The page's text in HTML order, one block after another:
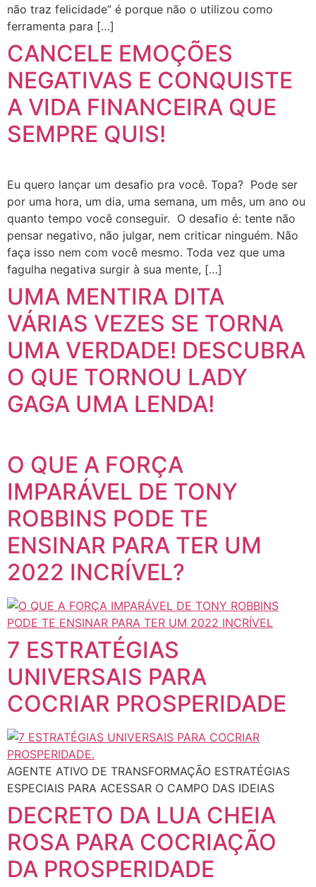
não traz felicidade” é porque não o utilizou como
ferramenta para […]
CANCELE EMOÇÕES
NEGATIVAS E CONQUISTE
A VIDA FINANCEIRA QUE
SEMPRE QUIS!
Eu quero lançar um desafio pra você. Topa? Pode ser
por uma hora, um dia, uma semana, um mês, um ano ou
quanto tempo você conseguir. O desafio é: tente não
pensar negativo, não julgar, nem criticar ninguém. Não
faça isso nem com você mesmo. Toda vez que uma
fagulha negativa surgir à sua mente, […]
UMA MENTIRA DITA
VÁRIAS VEZES SE TORNA
UMA VERDADE! DESCUBRA
O QUE TORNOU LADY
GAGA UMA LENDA!
O QUE A FORÇA
IMPARÁVEL DE TONY
ROBBINS PODE TE
ENSINAR PARA TER UM
2022 INCRÍVEL?
7 ESTRATÉGIAS
UNIVERSAIS PARA
COCRIAR PROSPERIDADE
AGENTE ATIVO DE TRANSFORMAÇÃO ESTRATÉGIAS
ESPECIAIS PARA ACESSAR O CAMPO DAS IDEIAS
DECRETO DA LUA CHEIA
ROSA PARA COCRIAÇÃO
DA PROSPERIDADE